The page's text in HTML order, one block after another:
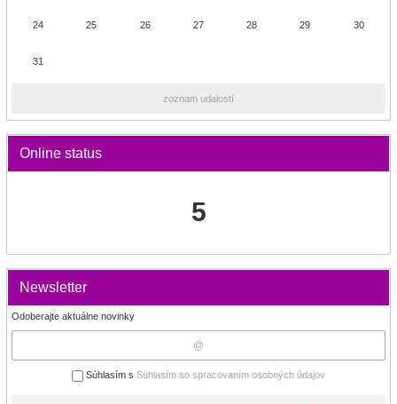
24 25 26 27 28 29 30
31
zoznam udalostí
Online status
5
Newsletter
Odoberajte aktuálne novinky
Súhlasím s Súhlasím so spracovaním osobných údajov